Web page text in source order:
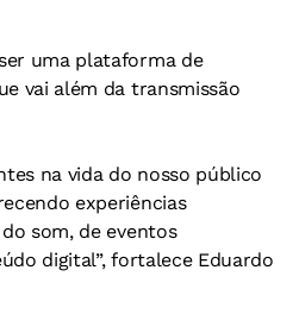
uma plataforma de
vai além da transmissão
na vida do nosso público
experiências
som, de eventos
digital”, fortalece Eduardo